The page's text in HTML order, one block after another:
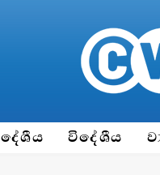
දේශීය විදේශීය